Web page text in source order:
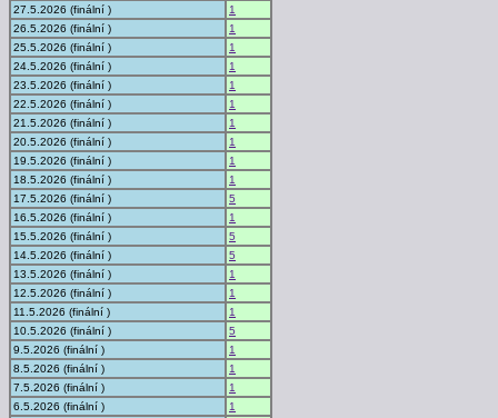
27.5.2026 (finální )
1
26.5.2026 (finální )
1
25.5.2026 (finální )
1
24.5.2026 (finální )
1
23.5.2026 (finální )
1
22.5.2026 (finální )
1
21.5.2026 (finální )
1
20.5.2026 (finální )
1
19.5.2026 (finální )
1
18.5.2026 (finální )
1
17.5.2026 (finální )
5
16.5.2026 (finální )
1
15.5.2026 (finální )
5
14.5.2026 (finální )
5
13.5.2026 (finální )
1
12.5.2026 (finální )
1
11.5.2026 (finální )
1
10.5.2026 (finální )
5
9.5.2026 (finální )
1
8.5.2026 (finální )
1
7.5.2026 (finální )
1
6.5.2026 (finální )
1